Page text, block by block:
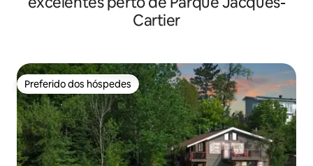
Cartier
Preferido dos hóspedes
Preferido dos hóspedes